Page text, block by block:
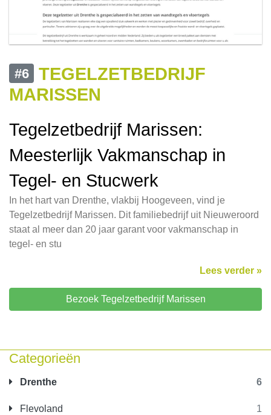
Categorieën
Drenthe 6
Flevoland 1
#6
TEGELZETBEDRIJF
MARISSEN
Tegelzetbedrijf Marissen:
Meesterlijk Vakmanschap in
Tegel- en Stucwerk
In het hart van Drenthe, vlakbij Hoogeveen, vind je
Tegelzetbedrijf Marissen. Dit familiebedrijf uit Nieuweroord
staat al meer dan 20 jaar garant voor vakmanschap in
tegel- en stu
Lees verder »
Bezoek Tegelzetbedrijf Marissen